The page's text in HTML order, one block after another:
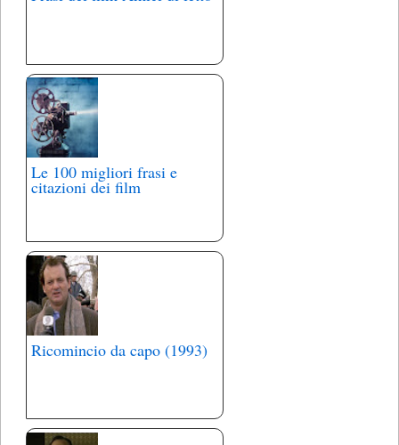
Le 100 migliori frasi e
citazioni dei film
Ricomincio da capo (1993)